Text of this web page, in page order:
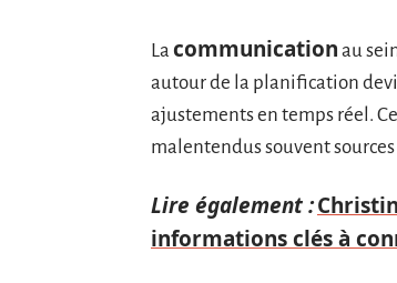
La communication au
autour de la planification
ajustements en temps réel.
malentendus souvent
Lire également :
informations clés à